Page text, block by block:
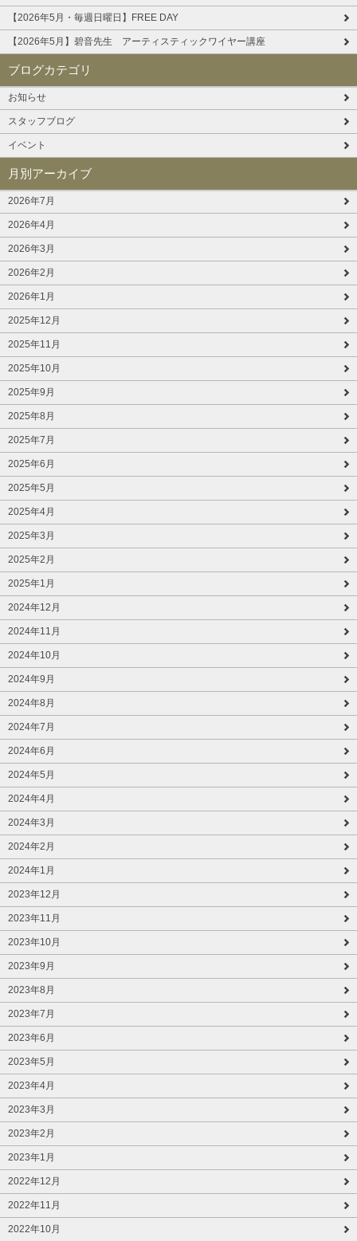
【2026年5月・毎週日曜日】FREE DAY
【2026年5月】碧音先生 アーティスティックワイヤー講座
ブログカテゴリ
お知らせ
スタッフブログ
イベント
月別アーカイブ
2026年7月
2026年4月
2026年3月
2026年2月
2026年1月
2025年12月
2025年11月
2025年10月
2025年9月
2025年8月
2025年7月
2025年6月
2025年5月
2025年4月
2025年3月
2025年2月
2025年1月
2024年12月
2024年11月
2024年10月
2024年9月
2024年8月
2024年7月
2024年6月
2024年5月
2024年4月
2024年3月
2024年2月
2024年1月
2023年12月
2023年11月
2023年10月
2023年9月
2023年8月
2023年7月
2023年6月
2023年5月
2023年4月
2023年3月
2023年2月
2023年1月
2022年12月
2022年11月
2022年10月